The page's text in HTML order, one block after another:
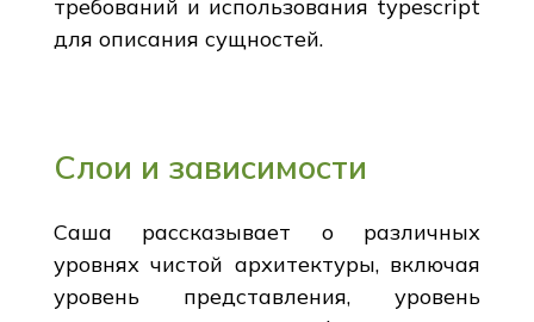
требований и использования typescript
для описания сущностей.
Слои и зависимости
Саша рассказывает о различных
уровнях чистой архитектуры, включая
уровень представления, уровень